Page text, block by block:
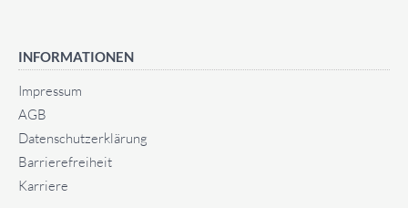
INFORMATIONEN
Impressum
AGB
Datenschutz­erklärung
Barrierefreiheit
Karriere